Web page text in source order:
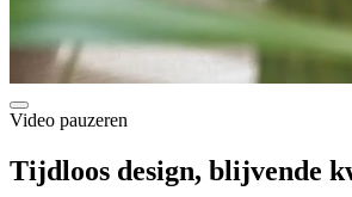
Video pauzeren
Tijdloos design, blijvende